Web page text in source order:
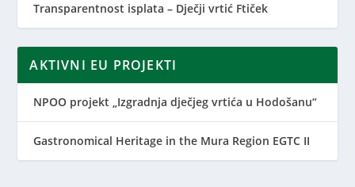
Transparentnost isplata – Dječji vrtić Ftiček
AKTIVNI EU PROJEKTI
NPOO projekt „Izgradnja dječjeg vrtića u Hodošanu“
Gastronomical Heritage in the Mura Region EGTC II